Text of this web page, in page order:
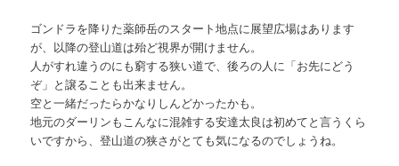
ゴンドラを降りた薬師岳のスタート地点に展望広場はあります
が、以降の登山道は殆ど視界が開けません。
人がすれ違うのにも窮する狭い道で、後ろの人に「お先にどう
ぞ」と譲ることも出来ません。
空と一緒だったらかなりしんどかったかも。
地元のダーリンもこんなに混雑する安達太良は初めてと言うくら
いですから、登山道の狭さがとても気になるのでしょうね。